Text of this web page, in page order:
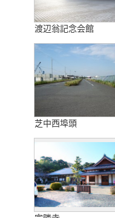
渡辺翁記念会館
芝中西埠頭